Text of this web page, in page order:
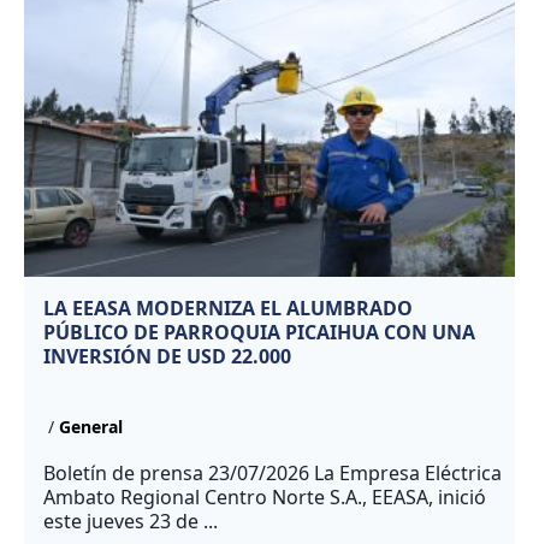
LA EEASA MODERNIZA EL ALUMBRADO
PÚBLICO DE PARROQUIA PICAIHUA CON UNA
INVERSIÓN DE USD 22.000
/ General
Boletín de prensa 23/07/2026 La Empresa Eléctrica
Ambato Regional Centro Norte S.A., EEASA, inició
este jueves 23 de ...